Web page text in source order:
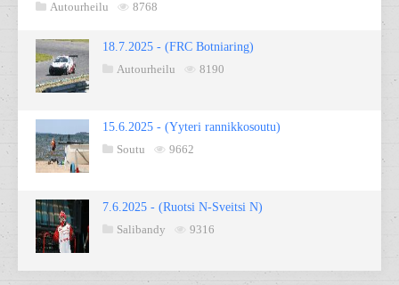
Autourheilu
8768
18.7.2025 - (FRC Botniaring)
Autourheilu
8190
15.6.2025 - (Yyteri rannikkosoutu)
Soutu
9662
7.6.2025 - (Ruotsi N-Sveitsi N)
Salibandy
9316